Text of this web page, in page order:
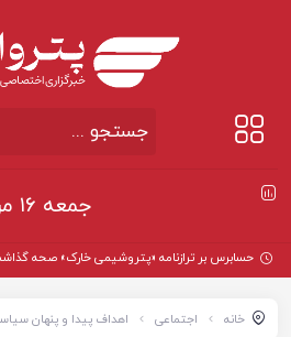
جمعه ۱۶ مرداد ۱۴۰۵
حسابرس بر ترازنامه «پتروشیمی خارک» صحه
خانه اجتماعی اهداف پیدا و پنهان